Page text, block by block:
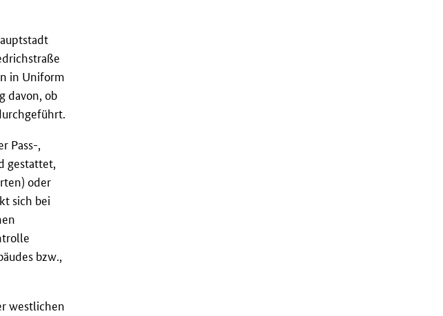
in Uniform
davon, ob
Pass-,
gestattet,
oder
sich bei
bzw.,
westlichen